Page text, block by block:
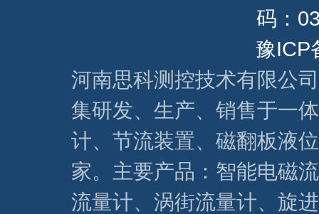
码：
豫ICP
河南思科测控技术有限公
集研发、生产、销售于一
计、节流装置、磁翻板液
家。主要产品：智能电磁
流量计、涡街流量计、旋